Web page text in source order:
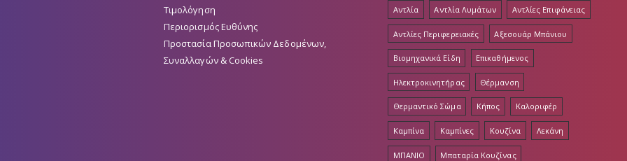
Τιμολόγηση
Περιορισμός Ευθύνης
Προστασία Προσωπικών Δεδομένων,
Συναλλαγών & Cookies
Αντλία Αντλία Λυμάτων Αντλίες Επιφάνειας
Αντλίες Περιφερειακές Αξεσουάρ Μπάνιου
Βιομηχανικά Είδη Επικαθήμενος
Ηλεκτροκινητήρας Θέρμανση
Θερμαντικό Σώμα Κήπος Καλοριφέρ
Καμπίνα Καμπίνες Κουζίνα Λεκάνη
ΜΠΑΝΙΟ Μπαταρία Κουζίνας